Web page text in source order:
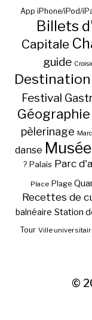
App iPhone/iPod/
Billets
Capitale
guide
Destination
Festival
Géographie
pèlerinage
danse Musée
? Palais Parc
Place Plage
Recettes de
balnéaire Station
Tour Ville
©